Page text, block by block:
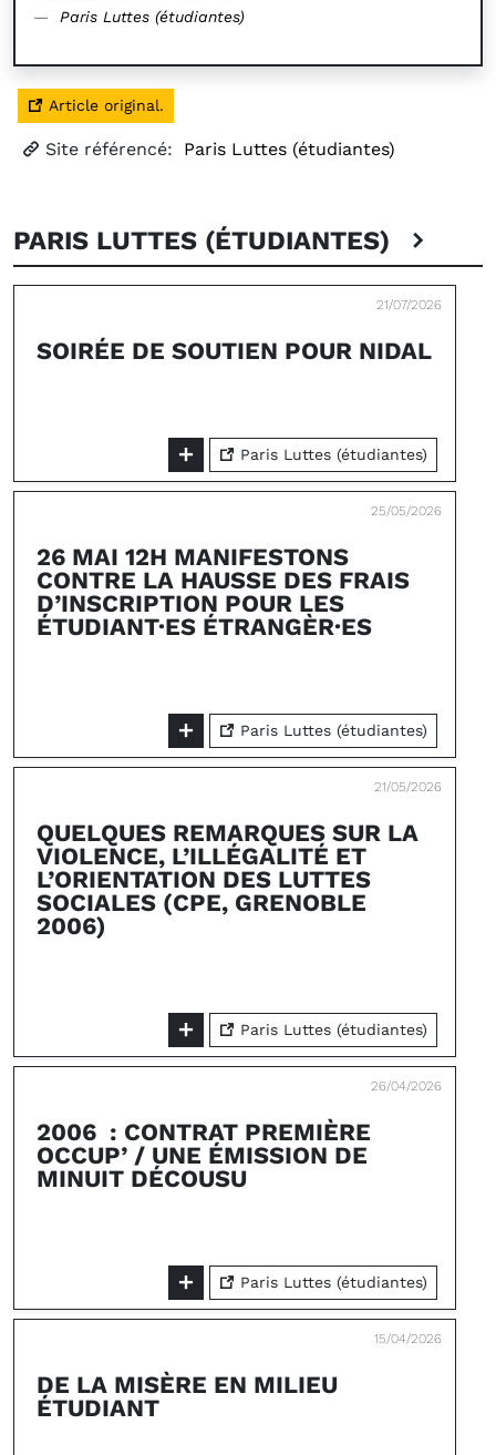
Paris Luttes (étudiantes)
Article original.
Site référencé: Paris Luttes (étudiantes)
PARIS LUTTES (ÉTUDIANTES)
21/07/2026
SOIRÉE DE SOUTIEN POUR NIDAL
Paris Luttes (étudiantes)
25/05/2026
26 MAI 12H MANIFESTONS
CONTRE LA HAUSSE DES FRAIS
D’INSCRIPTION POUR LES
ÉTUDIANT·ES ÉTRANGÈR·ES
Paris Luttes (étudiantes)
21/05/2026
QUELQUES REMARQUES SUR LA
VIOLENCE, L’ILLÉGALITÉ ET
L’ORIENTATION DES LUTTES
SOCIALES (CPE, GRENOBLE
2006)
Paris Luttes (étudiantes)
26/04/2026
2006 : CONTRAT PREMIÈRE
OCCUP’ / UNE ÉMISSION DE
MINUIT DÉCOUSU
Paris Luttes (étudiantes)
15/04/2026
DE LA MISÈRE EN MILIEU
ÉTUDIANT